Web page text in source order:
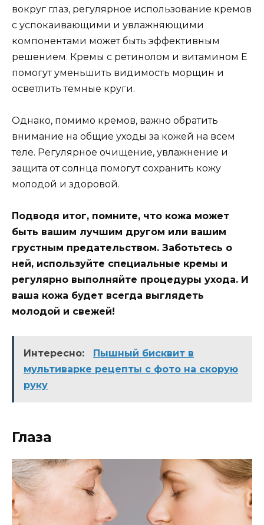
вокруг глаз, регулярное использование кремов
с успокаивающими и увлажняющими
компонентами может быть эффективным
решением. Кремы с ретинолом и витамином Е
помогут уменьшить видимость морщин и
осветлить темные круги.
Однако, помимо кремов, важно обратить
внимание на общие уходы за кожей на всем
теле. Регулярное очищение, увлажнение и
защита от солнца помогут сохранить кожу
молодой и здоровой.
Подводя итог, помните, что кожа может
быть вашим лучшим другом или вашим
грустным предательством. Заботьтесь о
ней, используйте специальные кремы и
регулярно выполняйте процедуры ухода. И
ваша кожа будет всегда выглядеть
молодой и свежей!
Интересно:
Пышный бисквит в
мультиварке рецепты с фото на скорую
руку
Глаза